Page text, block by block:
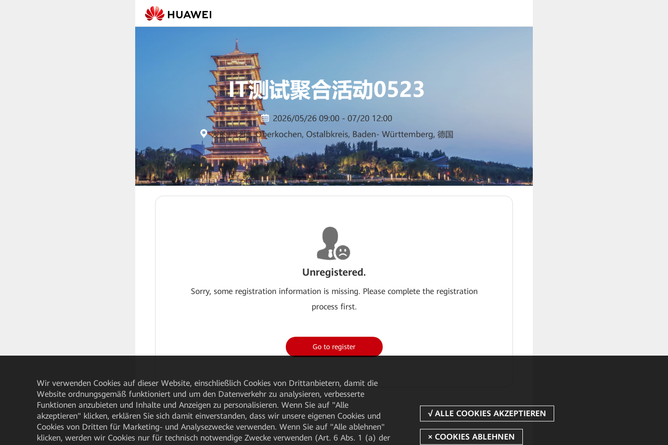
Unregistered.
Sorry, some registration information is missing. Please complete the registration
process first.
Go to register
Wir verwenden Cookies auf dieser Website, einschließlich Cookies von Drittanbietern, damit die
Website ordnungsgemäß funktioniert und um den Datenverkehr zu analysieren, verbesserte
Funktionen anzubieten und Inhalte und Anzeigen zu personalisieren. Wenn Sie auf "Alle
akzeptieren" klicken, erklären Sie sich damit einverstanden, dass wir unsere eigenen Cookies und
Cookies von Dritten für Marketing- und Analysezwecke verwenden. Wenn Sie auf "Alle ablehnen"
klicken, werden wir Cookies nur für technisch notwendige Zwecke verwenden (Art. 6 Abs. 1 (a) der